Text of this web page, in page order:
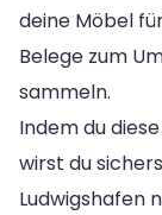
deine Möbel
Belege zum
sammeln.
Indem du
wirst du
Ludwigshafen